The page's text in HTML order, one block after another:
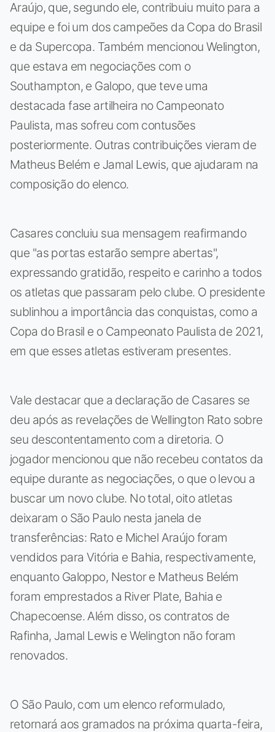
Araújo, que, segundo ele, contribuiu muito para a
equipe e foi um dos campeões da Copa do Brasil
e da Supercopa. Também mencionou Welington,
que estava em negociações com o
Southampton, e Galopo, que teve uma
destacada fase artilheira no Campeonato
Paulista, mas sofreu com contusões
posteriormente. Outras contribuições vieram de
Matheus Belém e Jamal Lewis, que ajudaram na
composição do elenco.
Casares concluiu sua mensagem reafirmando
que "as portas estarão sempre abertas",
expressando gratidão, respeito e carinho a todos
os atletas que passaram pelo clube. O presidente
sublinhou a importância das conquistas, como a
Copa do Brasil e o Campeonato Paulista de 2021,
em que esses atletas estiveram presentes.
Vale destacar que a declaração de Casares se
deu após as revelações de Wellington Rato sobre
seu descontentamento com a diretoria. O
jogador mencionou que não recebeu contatos da
equipe durante as negociações, o que o levou a
buscar um novo clube. No total, oito atletas
deixaram o São Paulo nesta janela de
transferências: Rato e Michel Araújo foram
vendidos para Vitória e Bahia, respectivamente,
enquanto Galoppo, Nestor e Matheus Belém
foram emprestados a River Plate, Bahia e
Chapecoense. Além disso, os contratos de
Rafinha, Jamal Lewis e Welington não foram
renovados.
O São Paulo, com um elenco reformulado,
retornará aos gramados na próxima quarta-feira,